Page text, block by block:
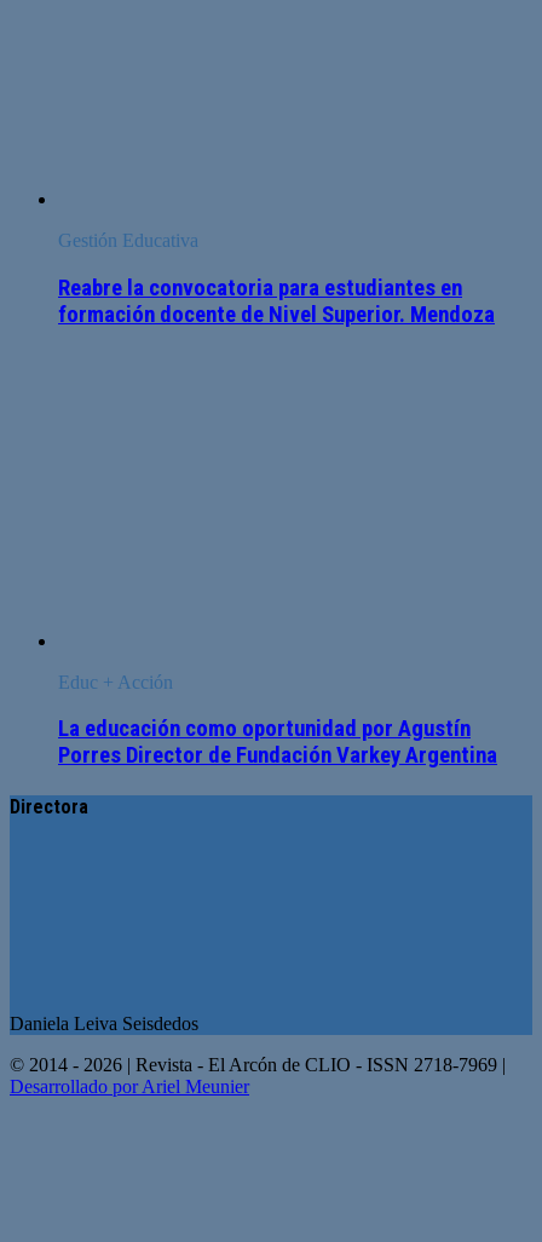
Gestión Educativa
Reabre la convocatoria para estudiantes en
formación docente de Nivel Superior. Mendoza
Educ + Acción
La educación como oportunidad por Agustín
Porres Director de Fundación Varkey Argentina
Directora
Daniela Leiva Seisdedos
© 2014 - 2026 | Revista - El Arcón de CLIO - ISSN 2718-7969 |
Desarrollado por Ariel Meunier